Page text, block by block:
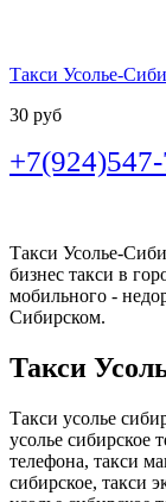
Такси Усолье-
30 руб
+7(924)547-
Такси Усолье-
бизнес такси в
мобильного -
Сибирском.
Такси
Такси усолье
усолье сибирское
телефона, такси
сибирское, такси